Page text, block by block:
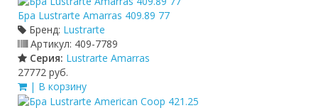
Бра Lustrarte Amarras 409.89 77
Бренд: Lustrarte
Артикул: 409-7789
Серия: Lustrarte Amarras
27772 руб.
| В корзину